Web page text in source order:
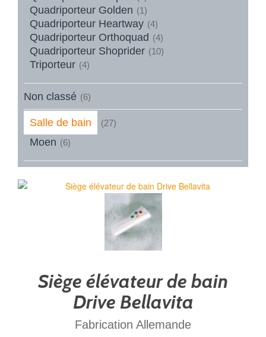
Quadriporteur Golden (1)
Quadriporteur Heartway (4)
Quadriporteur Orthoquad (4)
Quadriporteur Shoprider (10)
Triporteur (4)
Non classé (6)
Salle de bain (27)
Moen (6)
Siège élévateur de bain
Drive Bellavita
Fabrication Allemande